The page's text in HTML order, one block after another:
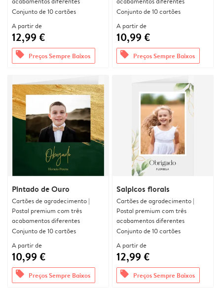
Conjunto de 10 cartões
A partir de
12,99 €
offers Preços Sempre Baixos
Conjunto de 10 cartões
A partir de
10,99 €
offers Preços Sempre Baixos
Pintado de Ouro
Cartões de agradecimento |
Postal premium com três
acabamentos diferentes
Conjunto de 10 cartões
A partir de
10,99 €
offers Preços Sempre Baixos
Salpicos florais
Cartões de agradecimento |
Postal premium com três
acabamentos diferentes
Conjunto de 10 cartões
A partir de
12,99 €
offers Preços Sempre Baixos